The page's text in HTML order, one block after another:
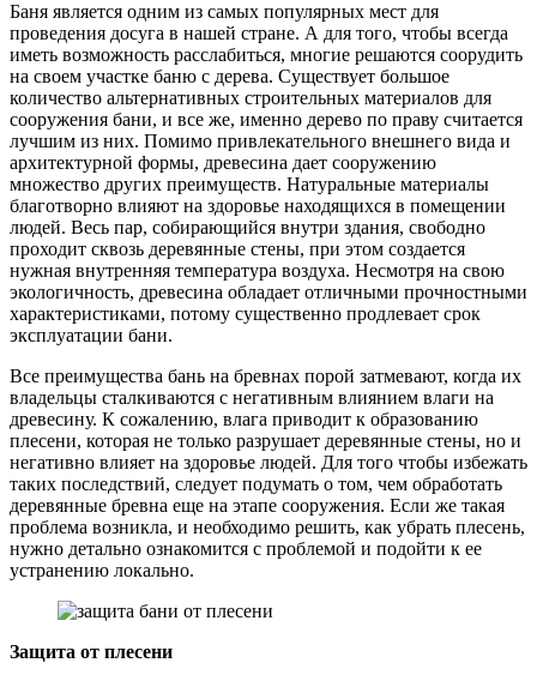
Баня является одним из самых популярных мест для
проведения досуга в нашей стране. А для того, чтобы всегда
иметь возможность расслабиться, многие решаются соорудить
на своем участке баню с дерева. Существует большое
количество альтернативных строительных материалов для
сооружения бани, и все же, именно дерево по праву считается
лучшим из них. Помимо привлекательного внешнего вида и
архитектурной формы, древесина дает сооружению
множество других преимуществ. Натуральные материалы
благотворно влияют на здоровье находящихся в помещении
людей. Весь пар, собирающийся внутри здания, свободно
проходит сквозь деревянные стены, при этом создается
нужная внутренняя температура воздуха. Несмотря на свою
экологичность, древесина обладает отличными прочностными
характеристиками, потому существенно продлевает срок
эксплуатации бани.
Все преимущества бань на бревнах порой затмевают, когда их
владельцы сталкиваются с негативным влиянием влаги на
древесину. К сожалению, влага приводит к образованию
плесени, которая не только разрушает деревянные стены, но и
негативно влияет на здоровье людей. Для того чтобы избежать
таких последствий, следует подумать о том, чем обработать
деревянные бревна еще на этапе сооружения. Если же такая
проблема возникла, и необходимо решить, как убрать плесень,
нужно детально ознакомится с проблемой и подойти к ее
устранению локально.
Защита от плесени